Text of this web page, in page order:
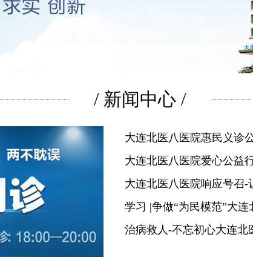
/ 新闻中心 /
大连北医八医院惠民义诊
大连北医八医院爱心公益
大连北医八医院响应号召-
学习 |争做“为民模范”大
治病救人-不忘初心大连北